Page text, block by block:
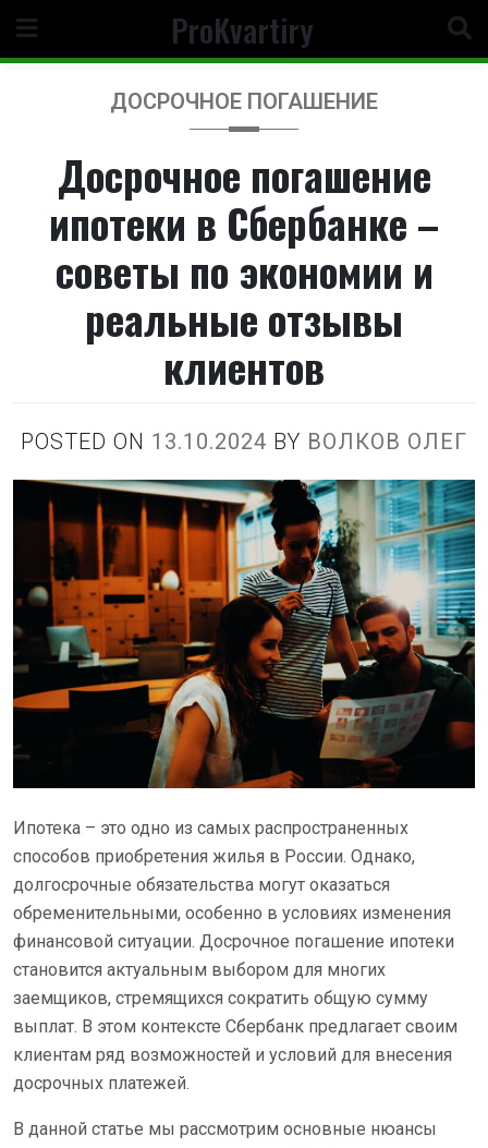
содержимому
ProKvartiry
ДОСРОЧНОЕ ПОГАШЕНИЕ
Досрочное погашение
ипотеки в Сбербанке –
советы по экономии и
реальные отзывы
клиентов
POSTED ON 13.10.2024 BY ВОЛКОВ ОЛЕГ
Ипотека – это одно из самых распространенных
способов приобретения жилья в России. Однако,
долгосрочные обязательства могут оказаться
обременительными, особенно в условиях изменения
финансовой ситуации. Досрочное погашение ипотеки
становится актуальным выбором для многих
заемщиков, стремящихся сократить общую сумму
выплат. В этом контексте Сбербанк предлагает своим
клиентам ряд возможностей и условий для внесения
досрочных платежей.
В данной статье мы рассмотрим основные нюансы